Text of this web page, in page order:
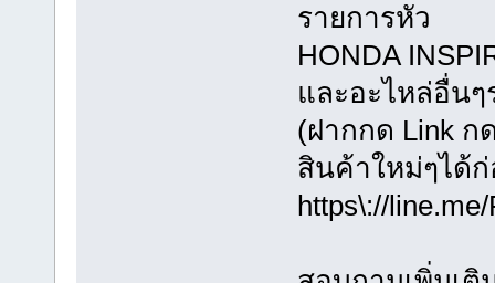
รายการหัว
HONDA
และอะไหล่อื่น
(ฝากกด Link ก
สินค้าใหม่ๆได้
https\://